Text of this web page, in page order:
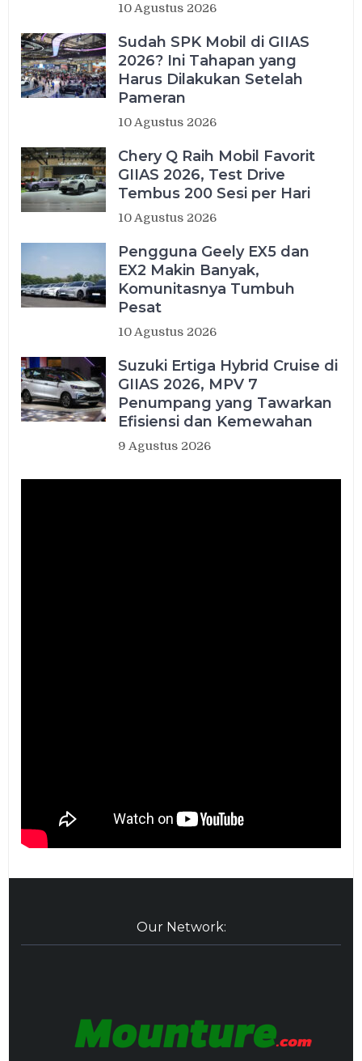
10 Agustus 2026
Sudah SPK Mobil di GIIAS
2026? Ini Tahapan yang
Harus Dilakukan Setelah
Pameran
10 Agustus 2026
Chery Q Raih Mobil Favorit
GIIAS 2026, Test Drive
Tembus 200 Sesi per Hari
10 Agustus 2026
Pengguna Geely EX5 dan
EX2 Makin Banyak,
Komunitasnya Tumbuh
Pesat
10 Agustus 2026
Suzuki Ertiga Hybrid Cruise di
GIIAS 2026, MPV 7
Penumpang yang Tawarkan
Efisiensi dan Kemewahan
9 Agustus 2026
Our Network: